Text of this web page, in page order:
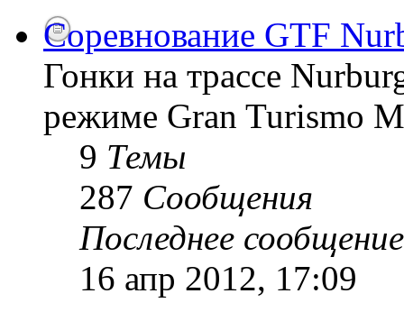
Соревнование GTF
Гонки на трассе
режиме Gran Turismo
9 Темы
287 Сообщения
Последнее сообщение
16 апр 2012, 17:09